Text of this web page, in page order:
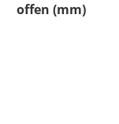
offen (mm)